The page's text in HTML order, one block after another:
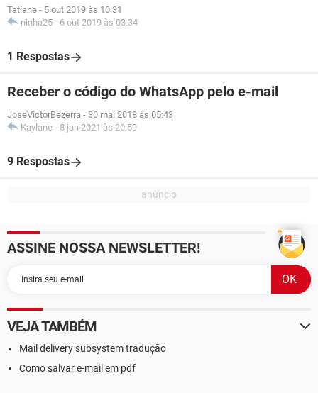
Tatiane - 5 out 2019 às 10:31
ninha25 - 6 out 2019 às 03:34
1 Respostas
Receber o código do WhatsApp pelo e-mail
JoseVictorBezerra - 30 mai 2018 às 05:43
Kaylane - 8 jan 2021 às 20:59
9 Respostas
ASSINE NOSSA NEWSLETTER!
VEJA TAMBÉM
Mail delivery subsystem tradução
Como salvar e-mail em pdf